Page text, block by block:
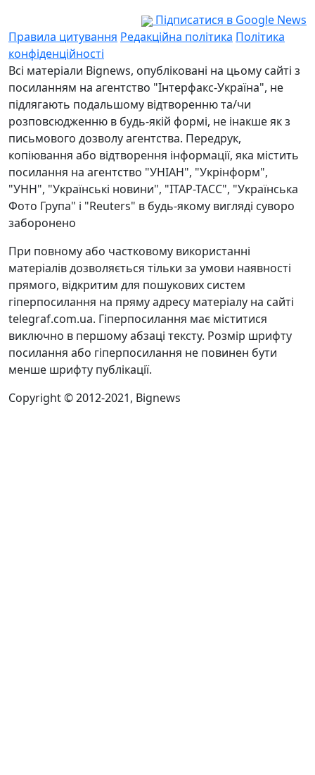
Підписатися в Google News
Правила цитування Редакційна політика Політика
конфіденційності
Всі матеріали Bignews, опубліковані на цьому сайті з
посиланням на агентство "Інтерфакс-Україна", не
підлягають подальшому відтворенню та/чи
розповсюдженню в будь-якій формі, не інакше як з
письмового дозволу агентства. Передрук,
копіювання або відтворення інформації, яка містить
посилання на агентство "УНІАН", "Укрінформ",
"УНН", "Українські новини", "ІТАР-ТАСС", "Українська
Фото Група" і "Reuters" в будь-якому вигляді суворо
заборонено
При повному або частковому використанні
матеріалів дозволяється тільки за умови наявності
прямого, відкритим для пошукових систем
гіперпосилання на пряму адресу матеріалу на сайті
telegraf.com.ua. Гіперпосилання має міститися
виключно в першому абзаці тексту. Розмір шрифту
посилання або гіперпосилання не повинен бути
менше шрифту публікації.
Copyright © 2012-2021, Bignews